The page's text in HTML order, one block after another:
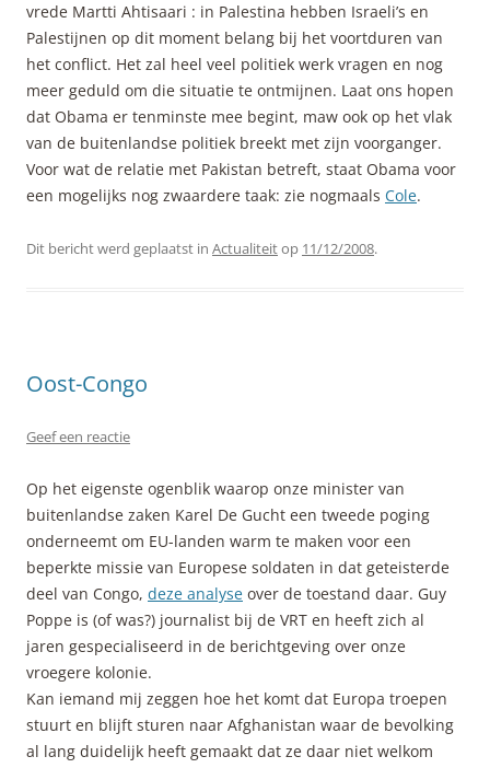
vrede Martti Ahtisaari : in Palestina hebben Israeli’s en
Palestijnen op dit moment belang bij het voortduren van
het conflict. Het zal heel veel politiek werk vragen en nog
meer geduld om die situatie te ontmijnen. Laat ons hopen
dat Obama er tenminste mee begint, maw ook op het vlak
van de buitenlandse politiek breekt met zijn voorganger.
Voor wat de relatie met Pakistan betreft, staat Obama voor
een mogelijks nog zwaardere taak: zie nogmaals Cole.
Dit bericht werd geplaatst in Actualiteitop 11/12/2008.
Oost-Congo
Geef een reactie
Op het eigenste ogenblik waarop onze minister van
buitenlandse zaken Karel De Gucht een tweede poging
onderneemt om EU-landen warm te maken voor een
beperkte missie van Europese soldaten in dat geteisterde
deel van Congo, deze analyse over de toestand daar. Guy
Poppe is (of was?) journalist bij de VRT en heeft zich al
jaren gespecialiseerd in de berichtgeving over onze
vroegere kolonie.
Kan iemand mij zeggen hoe het komt dat Europa troepen
stuurt en blijft sturen naar Afghanistan waar de bevolking
al lang duidelijk heeft gemaakt dat ze daar niet welkom